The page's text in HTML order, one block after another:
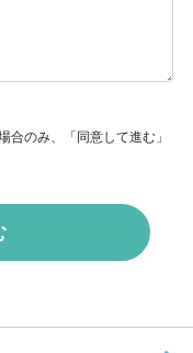
合のみ、「同意して進む」